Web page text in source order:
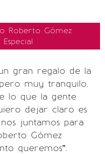
Roberto Gómez
gran regalo de la
muy tranquilo.
lo que la gente
dejar claro es
juntamos para
Gómez
queremos”.